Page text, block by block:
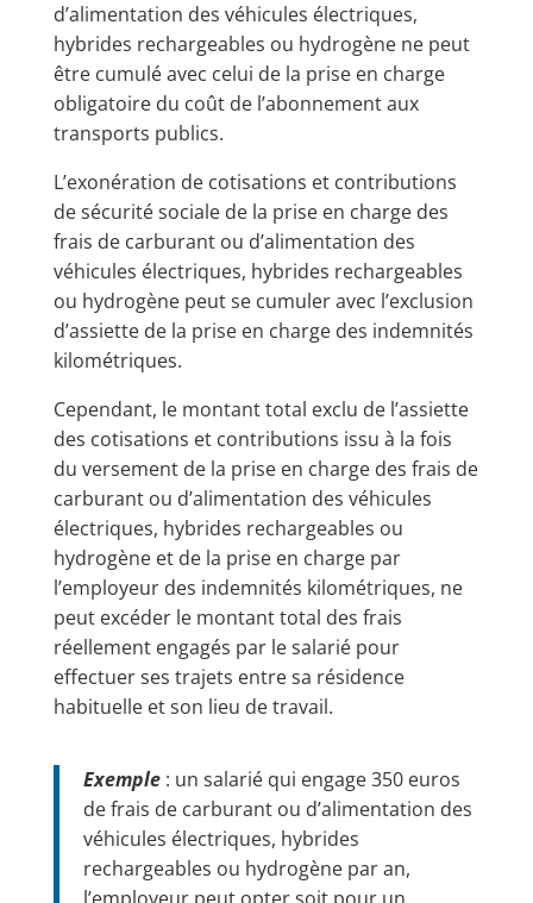
d’alimentation des véhicules électriques,
hybrides rechargeables ou hydrogène ne peut
être cumulé avec celui de la prise en charge
obligatoire du coût de l’abonnement aux
transports publics.
L’exonération de cotisations et contributions
de sécurité sociale de la prise en charge des
frais de carburant ou d’alimentation des
véhicules électriques, hybrides rechargeables
ou hydrogène peut se cumuler avec l’exclusion
d’assiette de la prise en charge des indemnités
kilométriques.
Cependant, le montant total exclu de l’assiette
des cotisations et contributions issu à la fois
du versement de la prise en charge des frais de
carburant ou d’alimentation des véhicules
électriques, hybrides rechargeables ou
hydrogène et de la prise en charge par
l’employeur des indemnités kilométriques, ne
peut excéder le montant total des frais
réellement engagés par le salarié pour
effectuer ses trajets entre sa résidence
habituelle et son lieu de travail.
Exemple: un salarié qui engage 350 euros
de frais de carburant ou d’alimentation des
véhicules électriques, hybrides
rechargeables ou hydrogène par an,